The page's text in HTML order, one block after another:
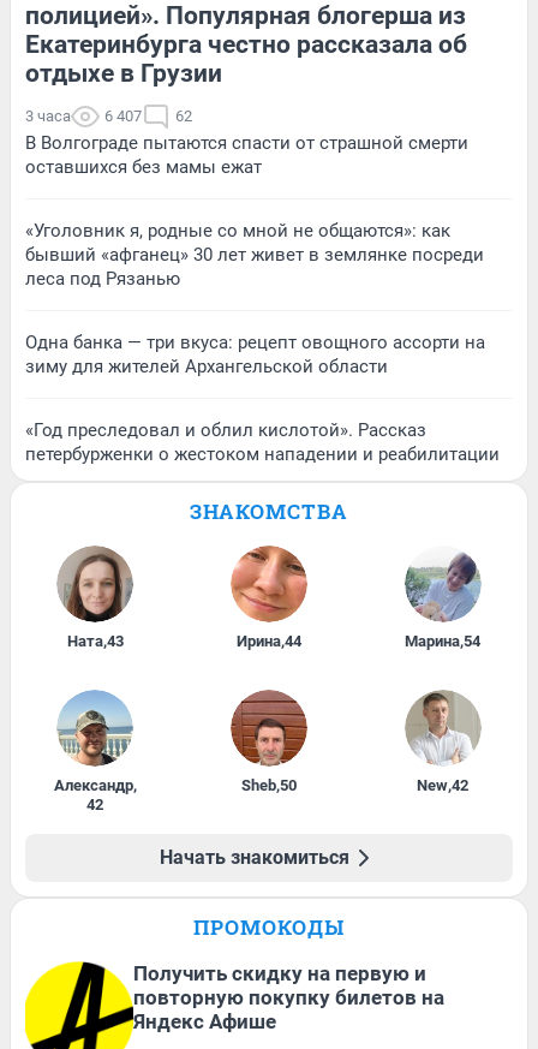
полицией». Популярная блогерша из
Екатеринбурга честно рассказала об
отдыхе в Грузии
3 часа 6 407 62
В Волгограде пытаются спасти от страшной смерти
оставшихся без мамы ежат
«Уголовник я, родные со мной не общаются»: как
бывший «афганец» 30 лет живет в землянке посреди
леса под Рязанью
Одна банка — три вкуса: рецепт овощного ассорти на
зиму для жителей Архангельской области
«Год преследовал и облил кислотой». Рассказ
петербурженки о жестоком нападении и реабилитации
ЗНАКОМСТВА
Ната,43 Ирина,44 Марина,54
Александр,
42
Sheb,50 New,42
Начать знакомиться
ПРОМОКОДЫ
Получить скидку на первую и
повторную покупку билетов на
Яндекс Афише